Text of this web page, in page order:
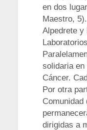
en dos
Maestro,
Alpedrete y
solidaria
Cáncer.
Por otra
dirigidas a